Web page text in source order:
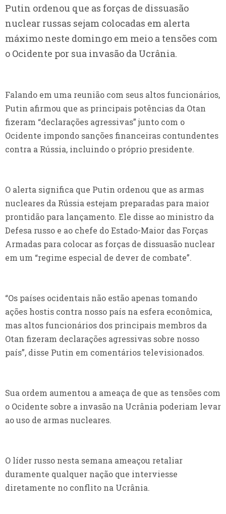
Putin ordenou que as forças de dissuasão
nuclear russas sejam colocadas em alerta
máximo neste domingo em meio a tensões com
o Ocidente por sua invasão da Ucrânia.
Falando em uma reunião com seus altos funcionários,
Putin afirmou que as principais potências da Otan
fizeram “declarações agressivas” junto com o
Ocidente impondo sanções financeiras contundentes
contra a Rússia, incluindo o próprio presidente.
O alerta significa que Putin ordenou que as armas
nucleares da Rússia estejam preparadas para maior
prontidão para lançamento. Ele disse ao ministro da
Defesa russo e ao chefe do Estado-Maior das Forças
Armadas para colocar as forças de dissuasão nuclear
em um “regime especial de dever de combate”.
“Os países ocidentais não estão apenas tomando
ações hostis contra nosso país na esfera econômica,
mas altos funcionários dos principais membros da
Otan fizeram declarações agressivas sobre nosso
país”, disse Putin em comentários televisionados.
Sua ordem aumentou a ameaça de que as tensões com
o Ocidente sobre a invasão na Ucrânia poderiam levar
ao uso de armas nucleares.
O líder russo nesta semana ameaçou retaliar
duramente qualquer nação que interviesse
diretamente no conflito na Ucrânia.